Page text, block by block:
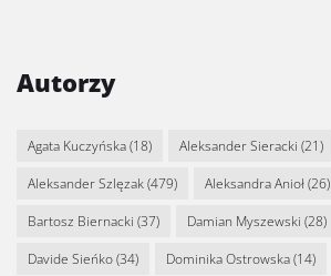
Autorzy
Agata Kuczyńska(18) Aleksander Sieracki (21)
Aleksander Szlęzak(479) Aleksandra Anioł(26)
Bartosz Biernacki (37) Damian Myszewski (28)
Davide Sieńko(34) Dominika Ostrowska(14)